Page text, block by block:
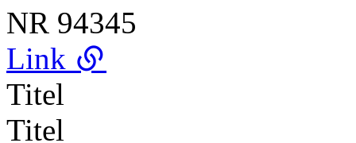
NR 94345
Link
Titel
Titel